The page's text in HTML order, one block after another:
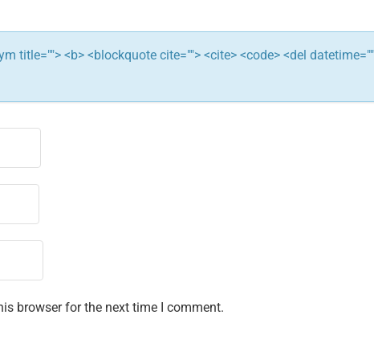
title=""> <b> <blockquote cite=""> <cite> <code> <del
browser for the next time I comment.